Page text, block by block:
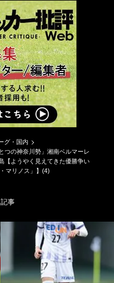
グ・国内
つの神奈川勢」湘南ベルマーレ
【ようやく見えてきた優勝争い
マリノス」】(4)
事